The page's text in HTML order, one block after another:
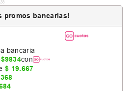
,33
promos bancarias!
bancaria
$9834con
$ 19.667
368